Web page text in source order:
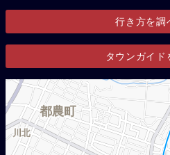
行き方を調
タウンガイド